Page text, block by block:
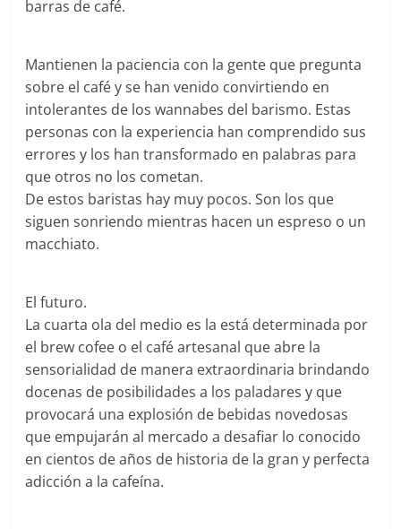
barras de café.
Mantienen la paciencia con la gente que pregunta
sobre el café y se han venido convirtiendo en
intolerantes de los wannabes del barismo. Estas
personas con la experiencia han comprendido sus
errores y los han transformado en palabras para
que otros no los cometan.
De estos baristas hay muy pocos. Son los que
siguen sonriendo mientras hacen un espreso o un
macchiato.
El futuro.
La cuarta ola del medio es la está determinada por
el brew cofee o el café artesanal que abre la
sensorialidad de manera extraordinaria brindando
docenas de posibilidades a los paladares y que
provocará una explosión de bebidas novedosas
que empujarán al mercado a desafiar lo conocido
en cientos de años de historia de la gran y perfecta
adicción a la cafeína.